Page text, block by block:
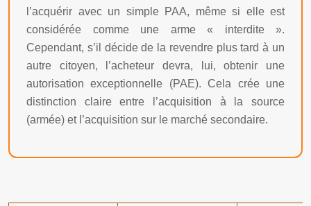
l’acquérir avec un simple PAA, même si elle est
considérée comme une arme « interdite ».
Cependant, s’il décide de la revendre plus tard à un
autre citoyen, l’acheteur devra, lui, obtenir une
autorisation exceptionnelle (PAE). Cela crée une
distinction claire entre l’acquisition à la source
(armée) et l’acquisition sur le marché secondaire.